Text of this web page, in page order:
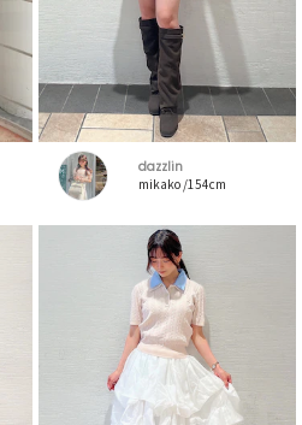
dazzlin
mikako /154cm